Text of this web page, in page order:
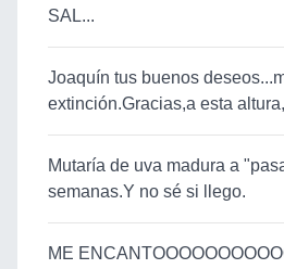
SAL...
Joaquín tus buenos
extinción.Gracias,a esta
Mutaría de uva madura a
semanas.Y no sé si llego.
ME